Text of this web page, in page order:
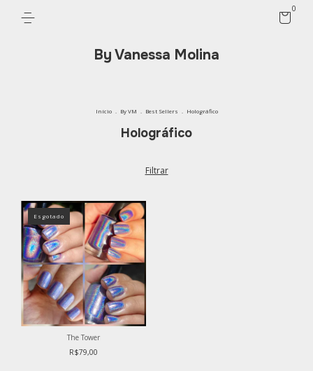
By Vanessa Molina
0
Início By VM Best Sellers Holográfico
Holográfico
Filtrar
Esgotado
The Tower
R$79,00